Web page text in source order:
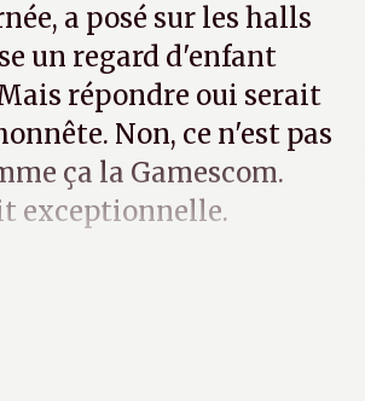
a posé sur les halls
un regard d'enfant
répondre oui serait
Non, ce n'est pas
ça la Gamescom.
exceptionnelle.